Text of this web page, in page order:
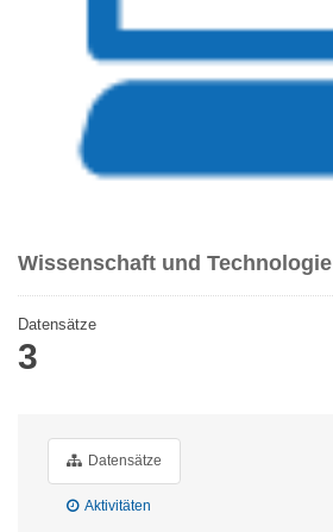
Wissenschaft und Technologie
Datensätze
3
Datensätze
Aktivitäten